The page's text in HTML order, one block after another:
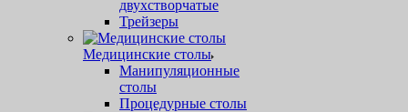
двухстворчатые
Трейзеры
Медицинские столы
Манипуляционные
столы
Процедурные столы